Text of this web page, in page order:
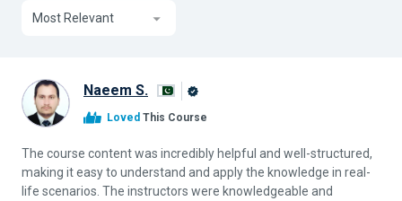
Most Relevant
Naeem S.
Alison
Loved This Course
The course content was incredibly helpful and well-structured,
making it easy to understand and apply the knowledge in real-
life scenarios. The instructors were knowledgeable and